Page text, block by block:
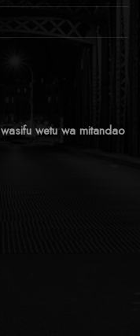
wetu wa mitandao